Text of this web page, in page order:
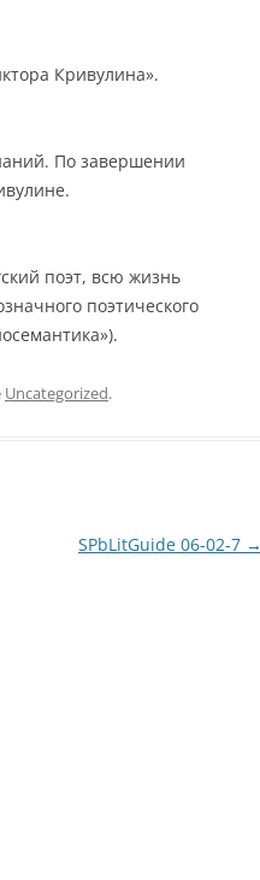
Кривулина».
По завершении
поэт, всю жизнь
поэтического
Uncategorized.
SPbLitGuide 06-02-7 →